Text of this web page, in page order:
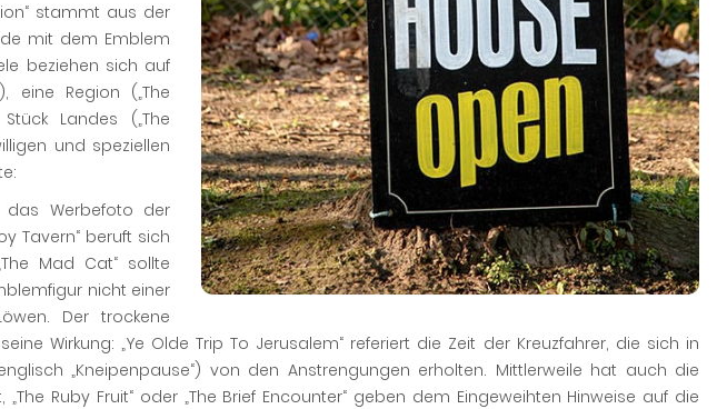
stammt aus der
mit dem Emblem
beziehen sich auf
eine Region („The
Landes („The
und speziellen
das Werbefoto der
Tavern“ beruft sich
Mad Cat“ sollte
nicht einer
Der trockene
Wirkung: „Ye Olde Trip To Jerusalem“ referiert die Zeit der Kreuzfahrer, die sich in
„Kneipenpause“) von den Anstrengungen erholten. Mittlerweile hat auch die
Ruby Fruit“ oder „The Brief Encounter“ geben dem Eingeweihten Hinweise auf die